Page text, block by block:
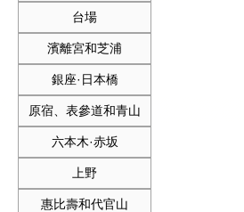
台場
濱離宮和芝浦
銀座·日本橋
原宿、表參道和青山
六本木·赤坂
上野
惠比壽和代官山